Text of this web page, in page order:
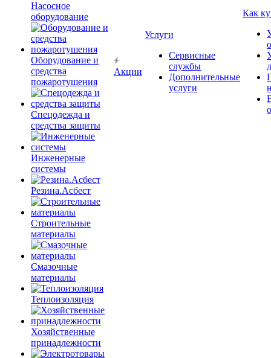
Насосное
оборудование
Оборудование и
средства
пожаротушения
Спецодежда и
средства защиты
Инженерные
системы
Резина.Асбест
Строительные
материалы
Смазочные
материалы
Теплоизоляция
Хозяйственные
принадлежности
Акции
Услуги
Сервисные
службы
Дополнительные
услуги
Как